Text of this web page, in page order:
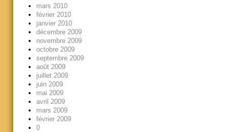
mars 2010
février 2010
janvier 2010
décembre 2009
novembre 2009
octobre 2009
septembre 2009
août 2009
juillet 2009
juin 2009
mai 2009
avril 2009
mars 2009
février 2009
0